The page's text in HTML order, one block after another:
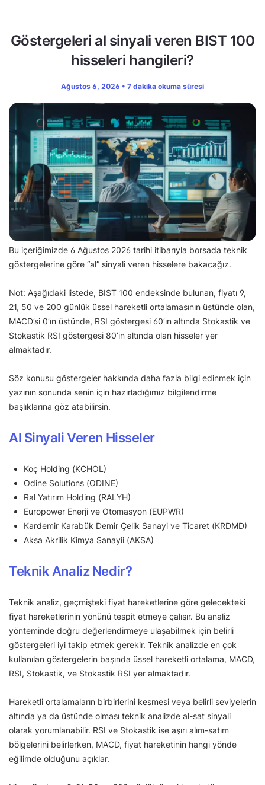
Göstergeleri al sinyali veren BIST 100
hisseleri hangileri?
Ağustos 6, 2026 • 7 dakika okuma süresi
Bu içeriğimizde 6 Ağustos 2026 tarihi itibarıyla borsada teknik
göstergelerine göre “al” sinyali veren hisselere bakacağız.
Not: Aşağıdaki listede, BIST 100 endeksinde bulunan, fiyatı 9,
21, 50 ve 200 günlük üssel hareketli ortalamasının üstünde olan,
MACD’si 0’ın üstünde, RSI göstergesi 60’ın altında Stokastik ve
Stokastik RSI göstergesi 80’in altında olan hisseler yer
almaktadır.
Söz konusu göstergeler hakkında daha fazla bilgi edinmek için
yazının sonunda senin için hazırladığımız bilgilendirme
başlıklarına göz atabilirsin.
Al Sinyali Veren Hisseler
Koç Holding (KCHOL)
Odine Solutions (ODINE)
Ral Yatırım Holding (RALYH)
Europower Enerji ve Otomasyon (EUPWR)
Kardemir Karabük Demir Çelik Sanayi ve Ticaret (KRDMD)
Aksa Akrilik Kimya Sanayii (AKSA)
Teknik Analiz Nedir?
Teknik analiz, geçmişteki fiyat hareketlerine göre gelecekteki
fiyat hareketlerinin yönünü tespit etmeye çalışır. Bu analiz
yönteminde doğru değerlendirmeye ulaşabilmek için belirli
göstergeleri iyi takip etmek gerekir. Teknik analizde en çok
kullanılan göstergelerin başında üssel hareketli ortalama, MACD,
RSI, Stokastik, ve Stokastik RSI yer almaktadır.
Hareketli ortalamaların birbirlerini kesmesi veya belirli seviyelerin
altında ya da üstünde olması teknik analizde al-sat sinyali
olarak yorumlanabilir. RSI ve Stokastik ise aşırı alım-satım
bölgelerini belirlerken, MACD, fiyat hareketinin hangi yönde
eğilimde olduğunu açıklar.